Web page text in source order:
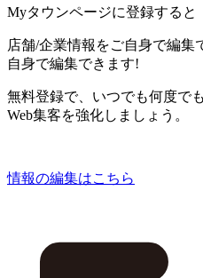
Myタウンページに登録すると
店舗/企業情報をご自身で編集
自身で編集できます!
無料登録で、いつでも何度で
Web集客を強化しましょう。
情報の編集はこちら